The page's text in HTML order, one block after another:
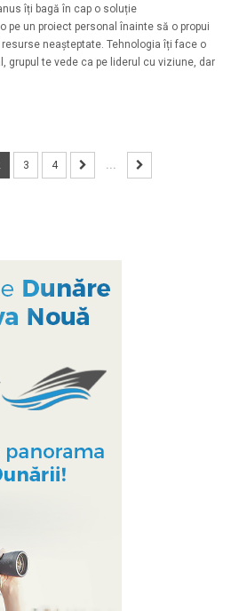
îți bagă în cap o soluție
pe un proiect personal înainte să o propui
resurse neașteptate. Tehnologia îți face o
grupul te vede ca pe liderul cu viziune, dar
3 4 ...